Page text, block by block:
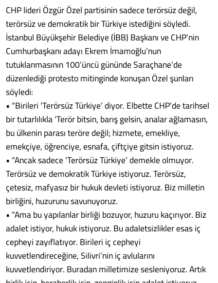
CHP lideri Özgür Özel partisinin sadece terörsüz değil,
terörsüz ve demokratik bir Türkiye istediğini söyledi.
İstanbul Büyükşehir Belediye (İBB) Başkanı ve CHP’nin
Cumhurbaşkanı adayı Ekrem İmamoğlu’nun
tutuklanmasının 100’üncü gününde Saraçhane’de
düzenlediği protesto mitinginde konuşan Özel şunları
söyledi:
• “Birileri ‘Terörsüz Türkiye’ diyor. Elbette CHP’de tarihsel
bir tutarlılıkla ‘Terör bitsin, barış gelsin, analar ağlamasın,
bu ülkenin parası teröre değil; hizmete, emekliye,
emekçiye, öğrenciye, esnafa, çiftçiye gitsin istiyoruz.
• “Ancak sadece ‘Terörsüz Türkiye’ demekle olmuyor.
Terörsüz ve demokratik Türkiye istiyoruz. Terörsüz,
çetesiz, mafyasız bir hukuk devleti istiyoruz. Biz milletin
birliğini, huzurunu savunuyoruz.
• “Ama bu yapılanlar birliği bozuyor, huzuru kaçırıyor. Biz
adalet istiyor, hukuk istiyoruz. Bu adaletsizlikler esas iç
cepheyi zayıflatıyor. Birileri iç cepheyi
kuvvetlendireceğine, Silivri’nin iç avlularını
kuvvetlendiriyor. Buradan milletimize sesleniyoruz. Artık